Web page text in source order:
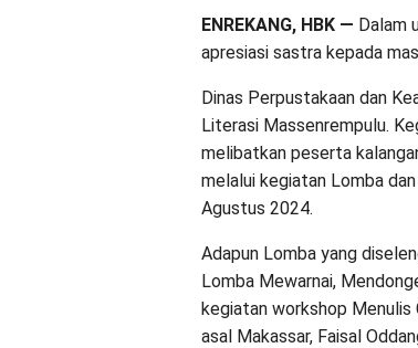
ENREKANG, HBK — Dalam
apresiasi sastra kepada
Dinas Perpustakaan dan
Literasi Massenrempulu.
melibatkan peserta
melalui kegiatan Lomba
Agustus 2024.
Adapun Lomba yang
Lomba Mewarnai,
kegiatan workshop Menulis
asal Makassar, Faisal